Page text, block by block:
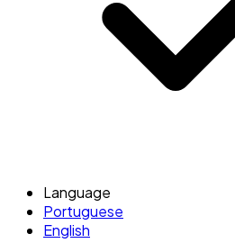
Language
Portuguese
English